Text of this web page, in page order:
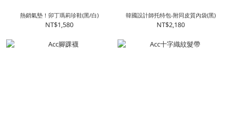
熱銷氣墊！卯丁瑪莉珍鞋(黑/白)
NT$1,580
韓國設計師托特包-附同皮質內袋(黑)
NT$2,180